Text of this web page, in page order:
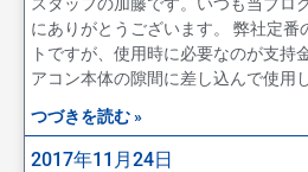
にありがとうございます。 弊社定番
トですが、使用時に必要なのが支持
アコン本体の隙間に差し込んで使用
つづきを読む »
2017年11月24日